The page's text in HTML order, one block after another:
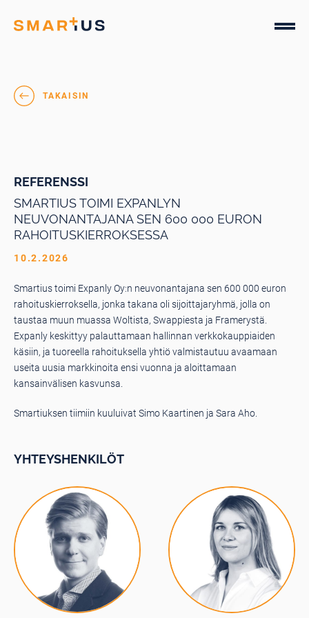
TAKAISIN
YHTEYSHENKILÖT
REFERENSSI
SMARTIUS TOIMI EXPANLYN
NEUVONANTAJANA SEN 600 000 EURON
RAHOITUSKIERROKSESSA
10.2.2026
Smartius toimi Expanly Oy:n neuvonantajana sen 600 000 euron
rahoituskierroksella, jonka takana oli sijoittajaryhmä, jolla on
taustaa muun muassa Woltista, Swappiesta ja Framerystä.
Expanly keskittyy palauttamaan hallinnan verkkokauppiaiden
käsiin, ja tuoreella rahoituksella yhtiö valmistautuu avaamaan
useita uusia markkinoita ensi vuonna ja aloittamaan
kansainvälisen kasvunsa.
Smartiuksen tiimiin kuuluivat Simo Kaartinen ja Sara Aho.